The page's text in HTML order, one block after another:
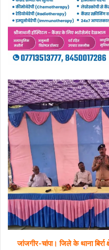
जांजगीर-चांपा। जिले के थाना